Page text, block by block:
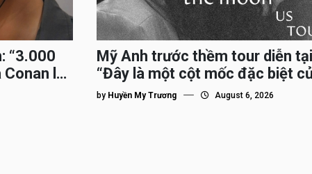
“3.000
là
Mỹ Anh trước thềm tour diễn
“Đây là một cột mốc đặc biệt
trên hành trình đi quốc tế”
by Huyền My Trương August 6, 2026